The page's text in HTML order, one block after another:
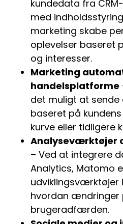
kundedata fra
med
marketing skabe
oplevelser baseret
og interesser.
Marketing
handelsplatforme
det muligt at
baseret på
kurve eller tidligere
Analyseværktøjer
– Ved at integrere
Analytics, Matomo
udviklingsværktøjer
hvordan ændringer
brugeradfærden.